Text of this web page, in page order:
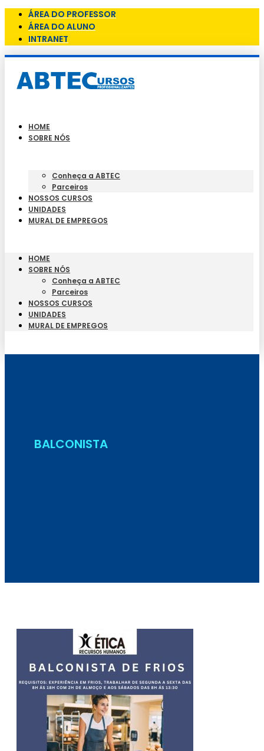
ÁREA DO PROFESSOR
ÁREA DO ALUNO
INTRANET
HOME
SOBRE NÓS
Conheça a ABTEC
Parceiros
NOSSOS CURSOS
UNIDADES
MURAL DE EMPREGOS
HOME
SOBRE NÓS
Conheça a ABTEC
Parceiros
NOSSOS CURSOS
UNIDADES
MURAL DE EMPREGOS
BALCONISTA